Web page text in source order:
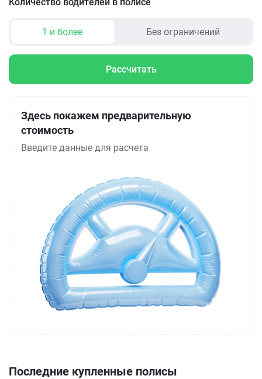
1 и более Без ограничений
Рассчитать
Здесь покажем предварительную
стоимость
Введите данные для расчета
Последние купленные полисы